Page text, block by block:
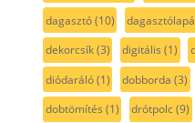
dagasztó(10)
dekorcsík(3) digitális (1)
diódaráló(1) dobborda (3)
dobtömítés (1) drótpolc(9)